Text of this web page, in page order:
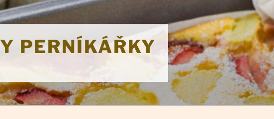
PERNÍKÁŘKY